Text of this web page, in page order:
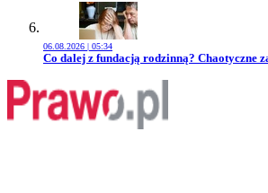
06.08.2026 | 05:34
Przejdź do artykułu:
Co dalej z fundacją rodzinną? Chaotyczne